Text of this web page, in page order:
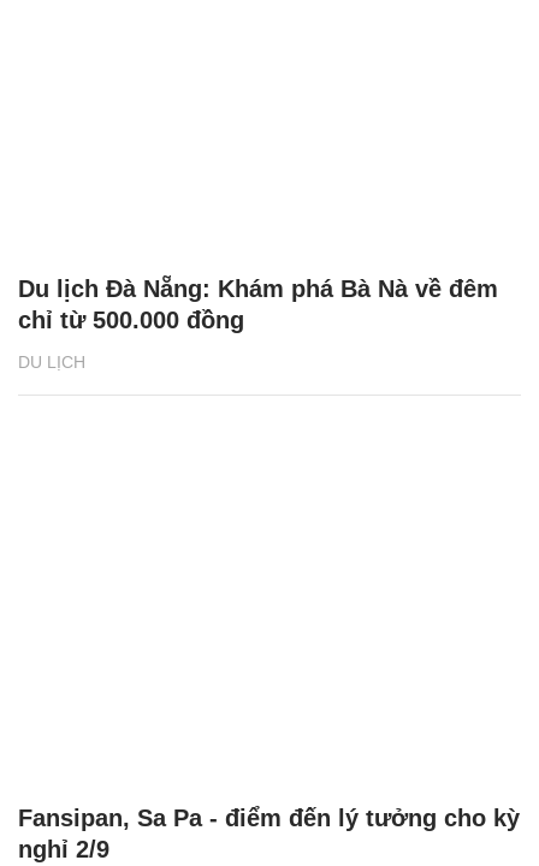
DU LỊCH
Du lịch Đà Nẵng: Khám phá Bà Nà về đêm
chỉ từ 500.000 đồng
Fansipan, Sa Pa - điểm đến lý tưởng cho kỳ
nghỉ 2/9